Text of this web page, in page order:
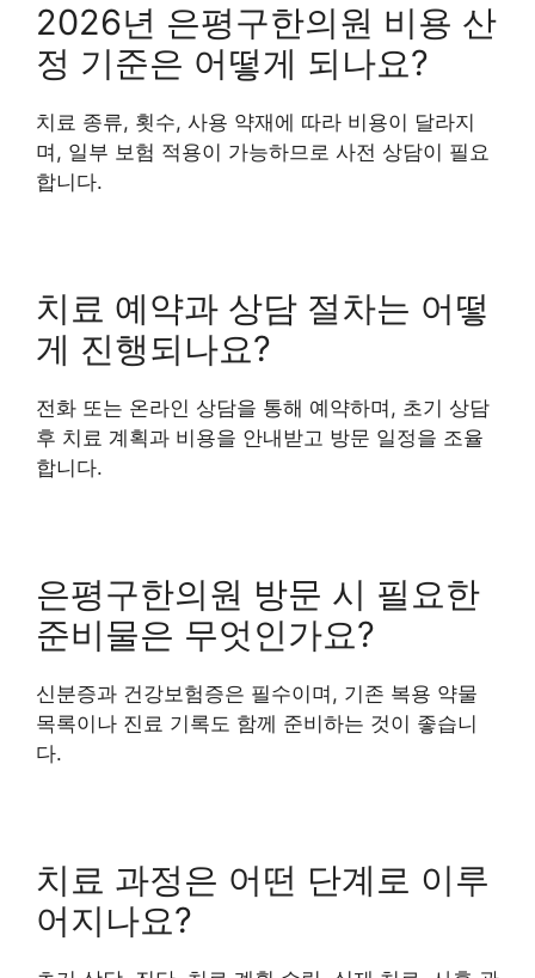
2026년 은평구한의원 비용 산
정 기준은 어떻게 되나요?
치료 종류, 횟수, 사용 약재에 따라 비용이 달라지
며, 일부 보험 적용이 가능하므로 사전 상담이 필요
합니다.
치료 예약과 상담 절차는 어떻
게 진행되나요?
전화 또는 온라인 상담을 통해 예약하며, 초기 상담
후 치료 계획과 비용을 안내받고 방문 일정을 조율
합니다.
은평구한의원 방문 시 필요한
준비물은 무엇인가요?
신분증과 건강보험증은 필수이며, 기존 복용 약물
목록이나 진료 기록도 함께 준비하는 것이 좋습니
다.
치료 과정은 어떤 단계로 이루
어지나요?